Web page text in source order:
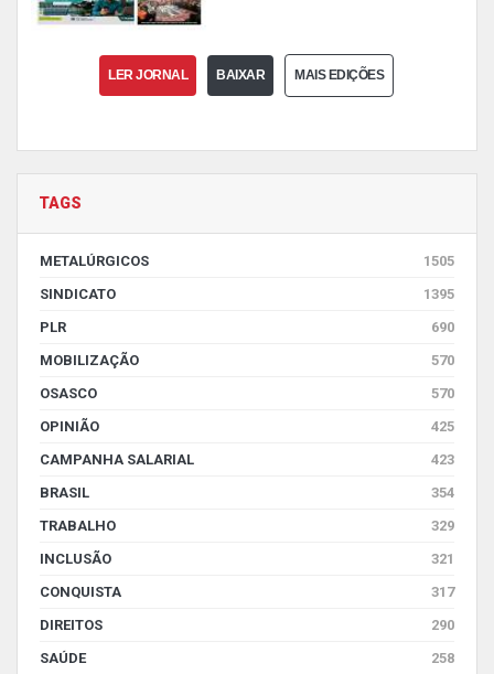
LER JORNAL BAIXAR MAIS EDIÇÕES
TAGS
METALÚRGICOS
1505
SINDICATO
1395
PLR
690
MOBILIZAÇÃO
570
OSASCO
570
OPINIÃO
425
CAMPANHA SALARIAL
423
BRASIL
354
TRABALHO
329
INCLUSÃO
321
CONQUISTA
317
DIREITOS
290
SAÚDE
258